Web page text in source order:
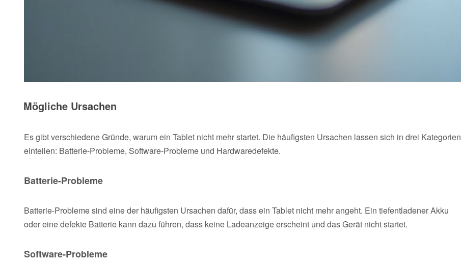
Mögliche Ursachen
Es gibt verschiedene Gründe, warum ein Tablet nicht mehr startet. Die häufigsten Ursachen lassen sich in drei Kategorien
einteilen: Batterie-Probleme, Software-Probleme und Hardwaredefekte.
Batterie-Probleme
Batterie-Probleme sind eine der häufigsten Ursachen dafür, dass ein Tablet nicht mehr angeht. Ein tiefentladener Akku
oder eine defekte Batterie kann dazu führen, dass keine Ladeanzeige erscheint und das Gerät nicht startet.
Software-Probleme